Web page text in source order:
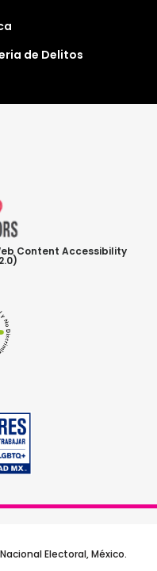
de Delitos
Content Accessibility
Electoral, México.